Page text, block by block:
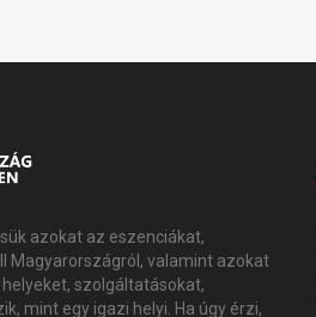
azokat az eszenciákat,
Magyarországról, valamint azokat
szolgáltatásokat,
mint egy igazi helyi. Ha úgy érzi,